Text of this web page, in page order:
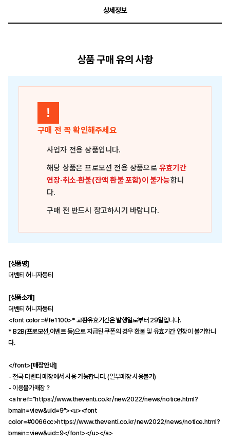
상세정보
상품 구매 유의 사항
!
구매 전 꼭 확인해주세요
사업자 전용 상품입니다.
해당 상품은프로모션 전용 상품으로유효기간
연장·취소·환불(잔액 환불 포함)이 불가능합니
다.
구매 전 반드시 참고하시기 바랍니다.
[상품명]
더벤티 허니자몽티
[상품소개]
더벤티 허니자몽티
<font color=#fe1100>* 교환유효기간은 발행일로부터 29일입니다.
* B2B(프로모션,이벤트 등)으로 지급된 쿠폰의 경우 환불 및 유효기간 연장이 불가합니
다.
</font>[매장안내]
- 전국 더벤티 매장에서 사용 가능합니다. (일부매장 사용불가)
- 이용불가매장？
<a href="https://www.theventi.co.kr/new2022/news/notice.html?
bmain=view&uid=9"><u><font
color=#0066cc>https://www.theventi.co.kr/new2022/news/notice.html?
bmain=view&uid=9</font></u></a>